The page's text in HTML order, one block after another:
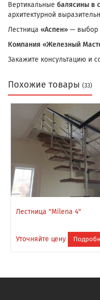
Вертикальные балясины в
архитектурной
Лестница «Аспен»— выбор
Компания «Железный
Закажите консультацию и
Похожие товары (33)
Лестница "Milena 4"
Уточняйте цену